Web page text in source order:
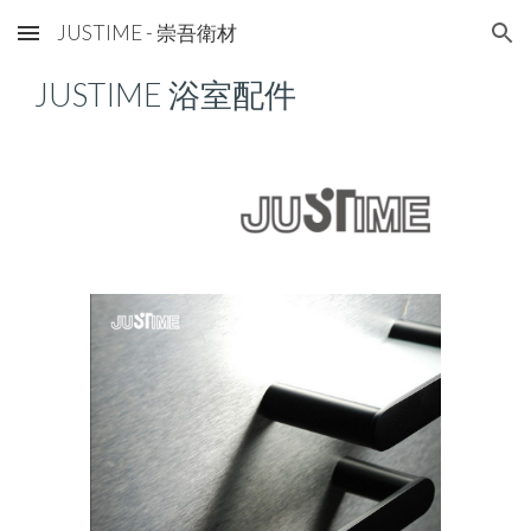
Skip to main content Skip to navigation
JUSTIME - 崇吾衛材
JUSTIME浴室配件